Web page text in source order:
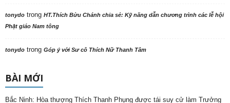
tonydo trong HT.Thích Bửu Chánh chia sẻ: Kỹ năng dẫn chương trình các lễ hội
Phật giáo Nam tông
tonydo trong Góp ý với Sư cô Thích Nữ Thanh Tâm
BÀI MỚI
Bắc Ninh: Hòa thượng Thích Thanh Phụng được tái suy cử làm Trưởng